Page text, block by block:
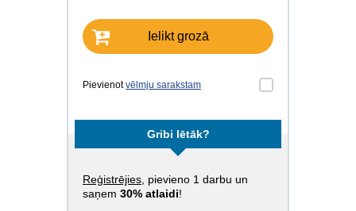
Ielikt grozā
Pievienotvēlmju sarakstam
Gribi lētāk?
Reģistrējies , pievieno 1 darbu un
saņem 30% atlaidi!